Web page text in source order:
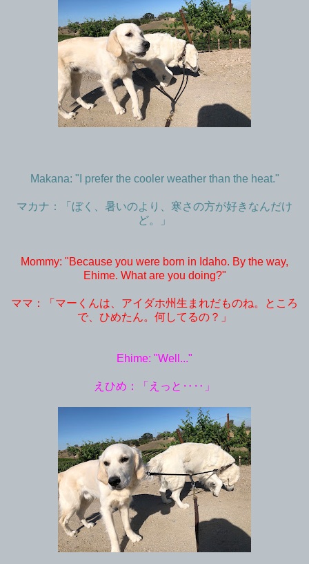
Makana: "I prefer the cooler weather than the heat."
マカナ：「ぼく、暑いのより、寒さの方が好きなんだけ
ど。」
Mommy: "Because you were born in Idaho. By the way,
Ehime. What are you doing?"
ママ：「マーくんは、アイダホ州生まれだものね。ところ
で、ひめたん。何してるの？」
Ehime: "Well..."
えひめ：「えっと‥‥」